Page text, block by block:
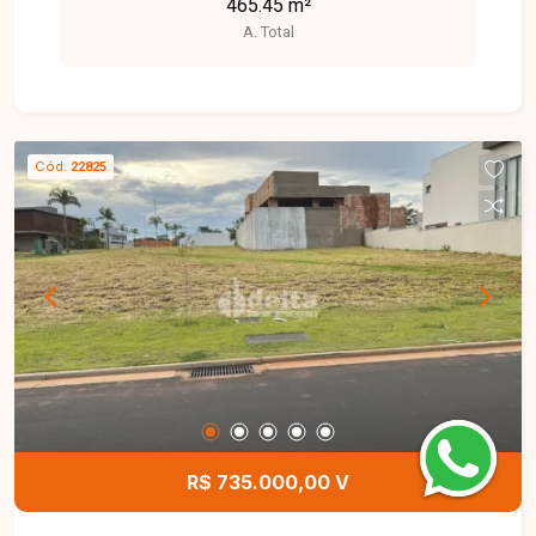
busca construir com conforto, exclusividade e
465.45 m²
A. Total
Cód. 22825
R$ 735.000,00 V